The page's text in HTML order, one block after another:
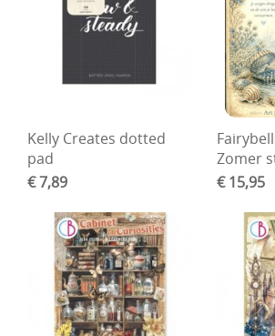
Kleurboeken en Handboeken
Cadeaubon
DIY Kits
Merken
Voor de kids
Straffe Combo's!!
Kelly Creates dotted
pad
€ 7,89
Zomer
€ 15,95